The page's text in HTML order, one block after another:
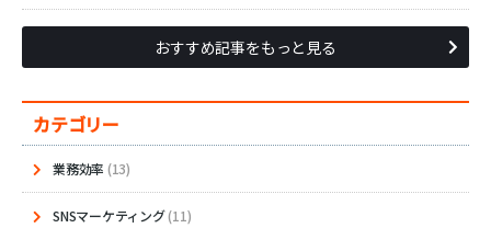
おすすめ記事をもっと見る
カテゴリー
業務効率 (13)
SNSマーケティング(11)